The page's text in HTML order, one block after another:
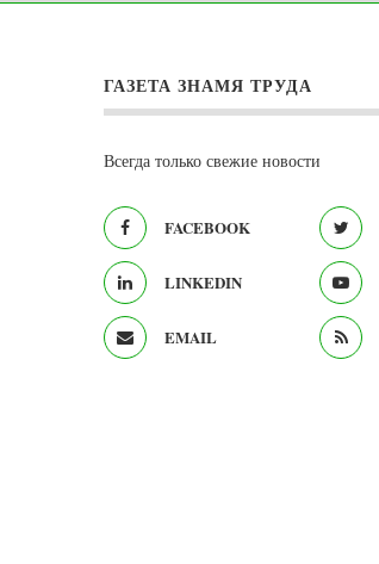
ГАЗЕТА ЗНАМЯ ТРУДА
Всегда только свежие новости
FACEBOOK
LINKEDIN
EMAIL